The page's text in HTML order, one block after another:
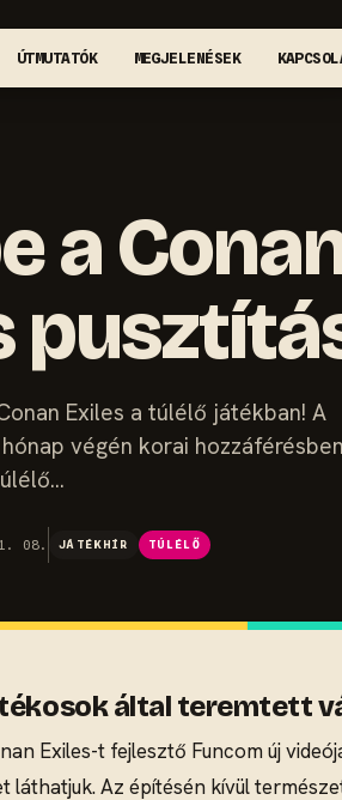
ÚTMUTATÓK MEGJELENÉSEK
a
Exiles a túlélő játékban! A
végén korai hozzáférésben
08. JÁTÉKHÍR TÚLÉLŐ
által teremtett
Exiles-t fejlesztő Funcom új
Az építésén kívül